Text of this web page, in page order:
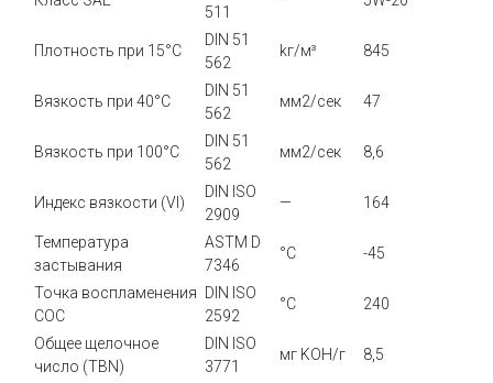
511
Плотность при 15°C
DIN 51
562
kг/м³ 845
Вязкость при 40°C
DIN 51
562
мм2/сек 47
Вязкость при 100°C
DIN 51
562
мм2/сек 8,6
Индекс вязкости (VI)
DIN ISO
2909
— 164
Температура
застывания
ASTM D
7346
°C -45
Точка воспламенения
COC
DIN ISO
2592
°C 240
Общее щелочное
число (TBN)
DIN ISO
3771
мг KOH/г 8,5